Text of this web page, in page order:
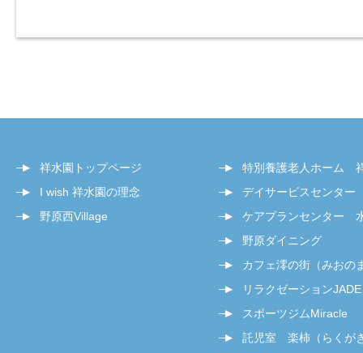
祥水園トップページ
I wish 祥水園の理念
野原西Village
特別養護老人ホーム
デイサービスセンタ
ケアプランセンター
野原ダイニング
カフェ澪の街（みおの
リラクゼーションJADE
スポーツジムMiracle
託児室 楽柿（らくが